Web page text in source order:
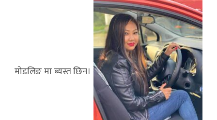
मोडलिङ मा ब्यस्त छिन।